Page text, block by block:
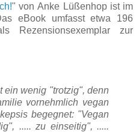
" vonAnke Lüßenhopist im
eBook umfasst etwa 196
Rezensionsexemplar zur
ein wenig "trotzig", denn
vornehmlich vegan
begegnet: "Vegan
..... zu einseitig", .....